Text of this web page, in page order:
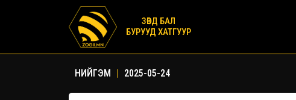
ЗӨВД БАЛ
БУРУУД ХАТГУУР
НИЙГЭМ | 2025-05-24